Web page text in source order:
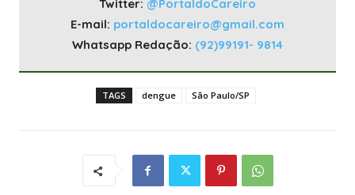
Twitter: @PortaldoCareiro
E-mail: portaldocareiro@gmail.com
Whatsapp Redação: (92)99191- 9814
TAGS dengue São Paulo/SP